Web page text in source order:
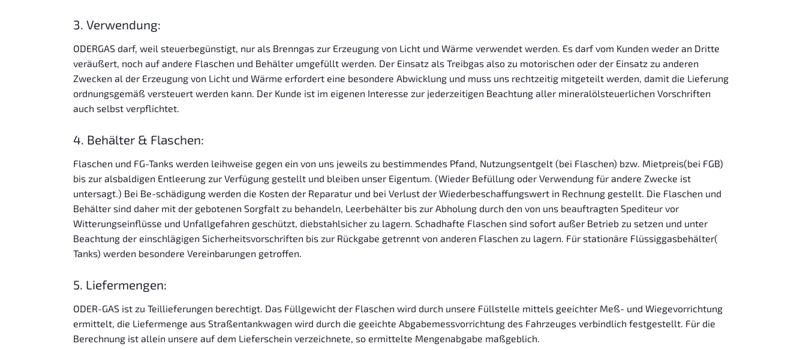
3. Verwendung:
ODERGAS darf, weil steuerbegünstigt, nur als Brenngas zur Erzeugung von Licht und Wärme verwendet werden. Es darf vom Kunden weder an Dritte
veräußert, noch auf andere Flaschen und Behälter umgefüllt werden. Der Einsatz als Treibgas also zu motorischen oder der Einsatz zu anderen
Zwecken al der Erzeugung von Licht und Wärme erfordert eine besondere Abwicklung und muss uns rechtzeitig mitgeteilt werden, damit die Lieferung
ordnungsgemäß versteuert werden kann. Der Kunde ist im eigenen Interesse zur jederzeitigen Beachtung aller mineralölsteuerlichen Vorschriften
auch selbst verpflichtet.
4. Behälter & Flaschen:
Flaschen und FG-Tanks werden leihweise gegen ein von uns jeweils zu bestimmendes Pfand, Nutzungsentgelt (bei Flaschen) bzw. Mietpreis(bei FGB)
bis zur alsbaldigen Entleerung zur Verfügung gestellt und bleiben unser Eigentum. (Wieder Befüllung oder Verwendung für andere Zwecke ist
untersagt.) Bei Be-schädigung werden die Kosten der Reparatur und bei Verlust der Wiederbeschaffungswert in Rechnung gestellt. Die Flaschen und
Behälter sind daher mit der gebotenen Sorgfalt zu behandeln, Leerbehälter bis zur Abholung durch den von uns beauftragten Spediteur vor
Witterungseinflüsse und Unfallgefahren geschützt, diebstahlsicher zu lagern. Schadhafte Flaschen sind sofort außer Betrieb zu setzen und unter
Beachtung der einschlägigen Sicherheitsvorschriften bis zur Rückgabe getrennt von anderen Flaschen zu lagern. Für stationäre Flüssiggasbehälter(
Tanks) werden besondere Vereinbarungen getroffen.
5. Liefermengen:
ODER-GAS ist zu Teillieferungen berechtigt. Das Füllgewicht der Flaschen wird durch unsere Füllstelle mittels geeichter Meß- und Wiegevorrichtung
ermittelt, die Liefermenge aus Straßentankwagen wird durch die geeichte Abgabemessvorrichtung des Fahrzeuges verbindlich festgestellt. Für die
Berechnung ist allein unsere auf dem Lieferschein verzeichnete, so ermittelte Mengenabgabe maßgeblich.